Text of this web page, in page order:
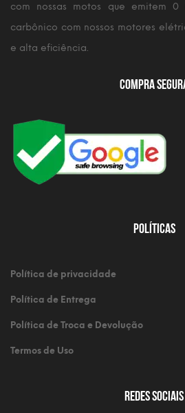
com nossas motos que emitem 0
carbônico com nossos motores
e alta eficiência.
Compra
Políticas
Política de privacidade
Política de Entrega
Política de Troca e Devolução
Termos de Uso
Redes Sociais